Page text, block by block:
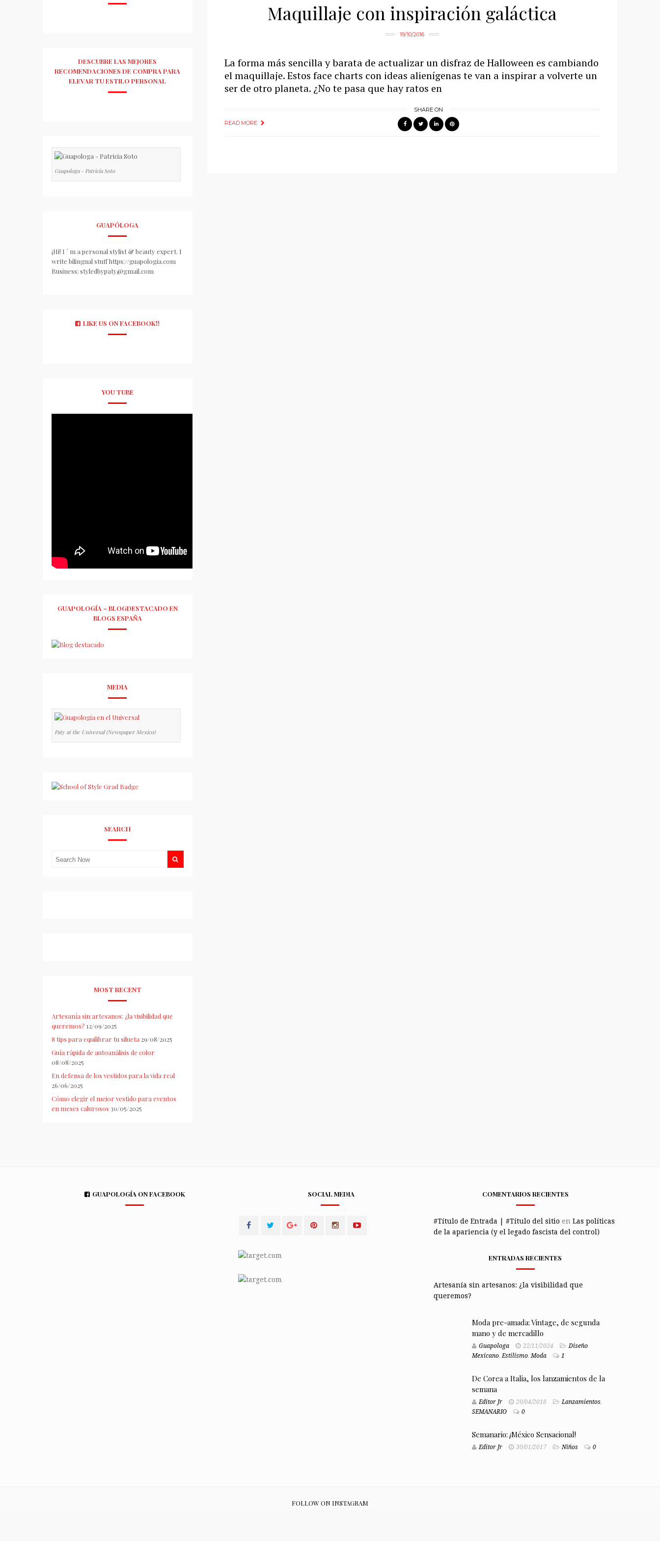
Maquillaje con inspiración galáctica
19/10/2016
La forma más sencilla y barata de actualizar un disfraz de Halloween es cambiando
el maquillaje. Estos face charts con ideas alienígenas te van a inspirar a volverte un
ser de otro planeta. ¿No te pasa que hay ratos en
READ MORE
SHARE ON
DESCUBRE LAS MEJORES
RECOMENDACIONES DE COMPRA PARA
ELEVAR TU ESTILO PERSONAL
Guapologa - Patricia Soto
GUAPÓLOGA
¡Hi! I ´ m a personal stylist & beauty expert. I
write bilingual stuff https://guapologia.com
Business: styledbypaty@gmail.com
LIKE US ON FACEBOOK!!
YOU TUBE
GUAPOLOGÍA – BLOGDESTACADO EN
BLOGS ESPAÑA
MEDIA
Paty at the Universal (Newspaper Mexico)
SEARCH
MOST RECENT
Artesanía sin artesanos: ¿la visibilidad que
queremos? 12/09/2025
8 tips para equilibrar tu silueta 29/08/2025
Guía rápida de autoanálisis de color
08/08/2025
En defensa de los vestidos para la vida real
26/06/2025
Cómo elegir el mejor vestido para eventos
en meses calurosos 30/05/2025
GUAPOLOGÍA ON FACEBOOK SOCIAL MEDIA COMENTARIOS RECIENTES
#Título de Entrada | #Título del sitio en Las políticas
de la apariencia (y el legado fascista del control)
ENTRADAS RECIENTES
Artesanía sin artesanos: ¿la visibilidad que
queremos?
Moda pre-amada: Vintage, de segunda
mano y de mercadillo
Guapologa 22/11/2024
Diseño
Mexicano,Estilismo,Moda 1
De Corea a Italia, los lanzamientos de la
semana
Editor Jr 20/04/2018 Lanzamientos,
SEMANARIO
0
Semanario: ¡México Sensacional!
Editor Jr 30/01/2017 Niños 0
FOLLOW ON INSTAGRAM